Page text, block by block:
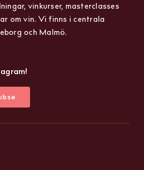
vinkurser, masterclasses
om vin. Vi finns i centrala
och Malmö.